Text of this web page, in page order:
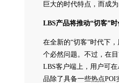
巨大的时代特点，而成
LBS产品将推动“切客”
在全新的“切客”时代下
个必然问题。不过，在
LBS客户端上，用户可
品除了具备一些热点POI